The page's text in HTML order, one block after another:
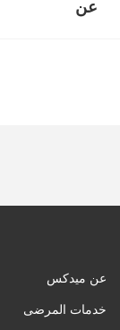
عن
عن ميدكس
خدمات المرضى